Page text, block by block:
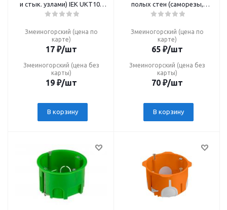
и стык. узлами) IEK UKT10-
068-045-000-A-S-UO
Змеиногорский (цена по
карте)
17₽/шт
Змеиногорский (цена без
карты)
19₽/шт
В корзину
полых стен (саморезы,
пл.лапки, крышка) IEK
Змеиногорский (цена по
карте)
65₽/шт
Змеиногорский (цена без
карты)
70₽/шт
В корзину